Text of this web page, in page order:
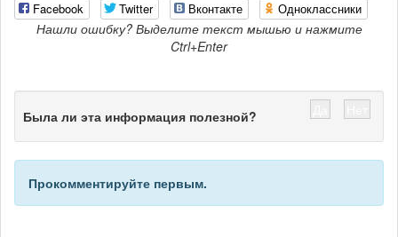
Facebook Twitter Вконтакте Одноклассники
Нашли ошибку? Выделите текст мышью и нажмите
Ctrl+Enter
Была ли эта информация полезной?
Прокомментируйте первым.